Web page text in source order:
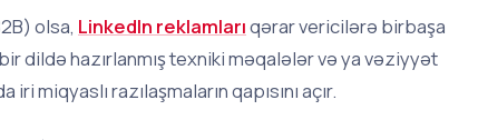
olsa, LinkedIn reklamlarıqərar vericilərə birbaşa
dildə hazırlanmış texniki məqalələr və ya vəziyyət
miqyaslı razılaşmaların qapısını açır.